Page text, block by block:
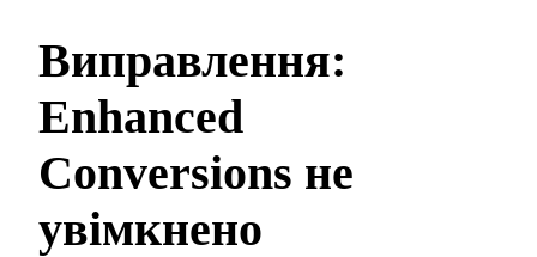
Виправлення:
Enhanced
Conversions не
увімкнено